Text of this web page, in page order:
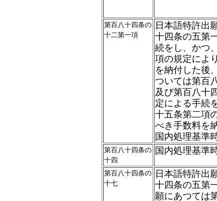
第百八十四条の
十二第一項
日本語特許出
十四条の五第
続をし、かつ
項の規定によ
を納付した後
ついては第百
及び第百八十
定による手続
十五条第二項
べき手数料を
国内処理基準
第百八十四条の
十四
国内処理基準
第百八十四条の
十七
日本語特許出
十四条の五第
願にあつては